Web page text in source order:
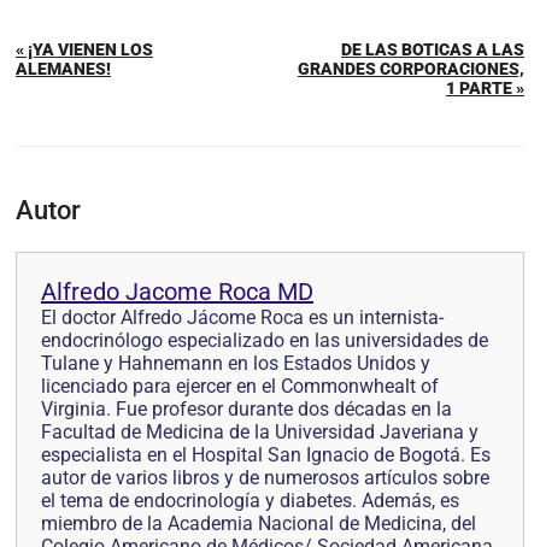
« ¡YA VIENEN LOS
ALEMANES!
DE LAS BOTICAS A LAS
GRANDES CORPORACIONES,
1 PARTE »
Autor
Alfredo Jacome Roca MD
El doctor Alfredo Jácome Roca es un internista-
endocrinólogo especializado en las universidades de
Tulane y Hahnemann en los Estados Unidos y
licenciado para ejercer en el Commonwhealt of
Virginia. Fue profesor durante dos décadas en la
Facultad de Medicina de la Universidad Javeriana y
especialista en el Hospital San Ignacio de Bogotá. Es
autor de varios libros y de numerosos artículos sobre
el tema de endocrinología y diabetes. Además, es
miembro de la Academia Nacional de Medicina, del